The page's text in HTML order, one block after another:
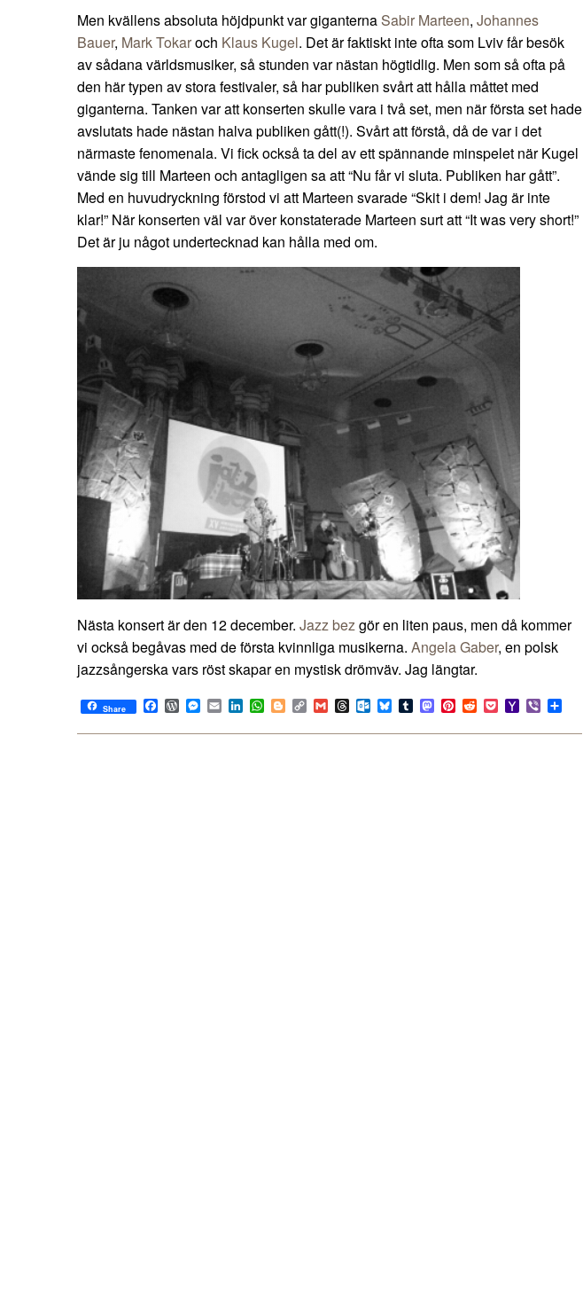
Men kvällens absoluta höjdpunkt var giganterna Sabir Marteen, Johannes
Bauer, Mark Tokaroch Klaus Kugel. Det är faktiskt inte ofta som Lviv får besök
av sådana världsmusiker, så stunden var nästan högtidlig. Men som så ofta på
den här typen av stora festivaler, så har publiken svårt att hålla måttet med
giganterna. Tanken var att konserten skulle vara i två set, men när första set hade
avslutats hade nästan halva publiken gått(!). Svårt att förstå, då de var i det
närmaste fenomenala. Vi fick också ta del av ett spännande minspelet när Kugel
vände sig till Marteen och antagligen sa att “Nu får vi sluta. Publiken har gått”.
Med en huvudryckning förstod vi att Marteen svarade “Skit i dem! Jag är inte
klar!” När konserten väl var över konstaterade Marteen surt att “It was very short!”
Det är ju något undertecknad kan hålla med om.
Nästa konsert är den 12 december. Jazz bezgör en liten paus, men då kommer
vi också begåvas med de första kvinnliga musikerna. Angela Gaber, en polsk
jazzsångerska vars röst skapar en mystisk drömväv. Jag längtar.
Share Facebook
WordPress
Messenger
EmailLinkedIn
WhatsApp
BloggerCopy
Link
GmailThreadsOutlook.com
Bluesky
TumblrMastodon
Pinterest
RedditPocketYahoo
Mail
Viber